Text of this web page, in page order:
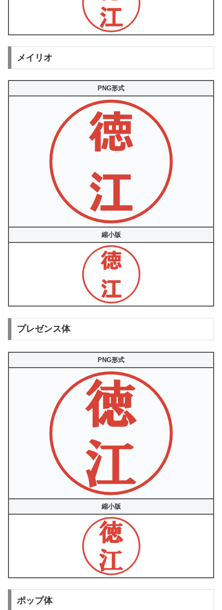
メイリオ
PNG形式
縮小版
プレゼンス体
PNG形式
縮小版
ポップ体